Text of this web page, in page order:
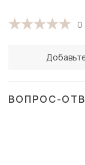
0
ВОПРОС-